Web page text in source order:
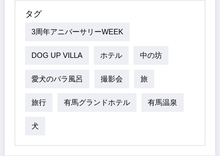
タグ
3周年アニバーサリーWEEK
DOG UP VILLA ホテル 中の坊
愛犬のバラ風呂 撮影会 旅
旅行 有馬グランドホテル 有馬温泉
犬